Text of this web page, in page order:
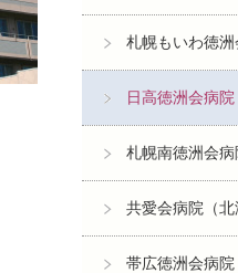
札幌もいわ徳洲
日高徳洲会病院
札幌南徳洲会病
共愛会病院（北
帯広徳洲会病院